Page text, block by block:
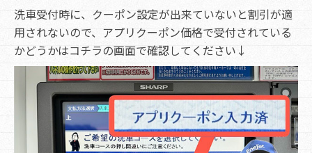
洗車受付時に、クーポン設定が出来ていないと割引が適
用されないので、アプリクーポン価格で受付されている
かどうかはコチラの画面で確認してください↓